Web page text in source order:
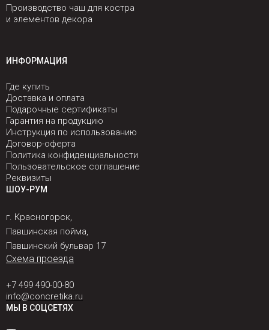
Производство чаш для костра
и элементов декора
ИНФОРМАЦИЯ
Где купить
Доставка и оплата
Подарочные сертификаты
Гарантия на продукцию
Инструкция по использованию
Договор-оферта
Политика конфиденциальности
Пользовательское соглашение
Реквизиты
ШОУ-РУМ
г. Красногорск,
Павшинская пойма,
Павшинский бульвар 17
Схема проезда
+7 499 490-00-80
info@concretika.ru
МЫ В СОЦСЕТЯХ